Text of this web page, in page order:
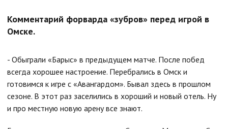
Комментарий форварда «зубров» перед игрой в
Омске.
- Обыграли «Барыс» в предыдущем матче. После побед
всегда хорошее настроение. Перебрались в Омск и
готовимся к игре с «Авангардом». Бывал здесь в прошлом
сезоне. В этот раз заселились в хороший и новый отель. Ну
и про местную новую арену все знают.